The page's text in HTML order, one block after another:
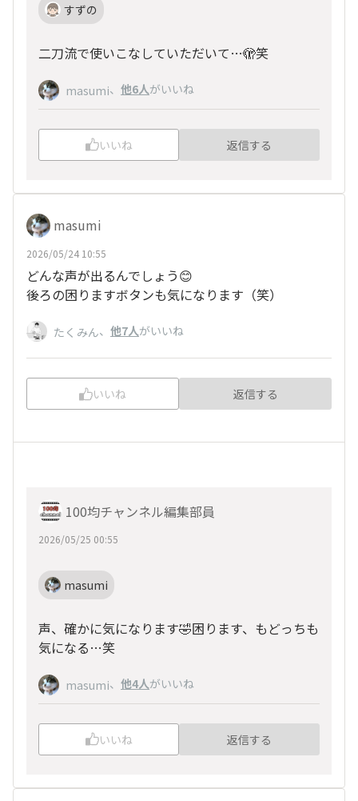
すずの
二刀流で使いこなしていただいて…🫣笑
masumi、 他6人がいいね
いいね 返信する
masumi
2026/05/24 10:55
どんな声が出るんでしょう😊
後ろの困りますボタンも気になります（笑）
たくみん、 他7人がいいね
いいね 返信する
100均チャンネル編集部員
2026/05/25 00:55
masumi
声、確かに気になります🤣困ります、もどっちも
気になる…笑
masumi、 他4人がいいね
いいね 返信する